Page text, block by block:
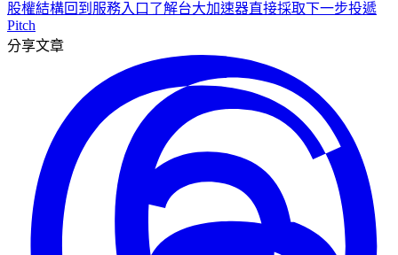
股權結構回到服務入口 了解台大加速器直接採取下一步投遞
Pitch
分享文章